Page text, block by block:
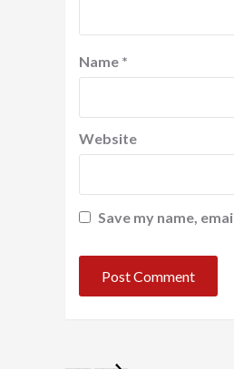
Name *
Website
Save my name,